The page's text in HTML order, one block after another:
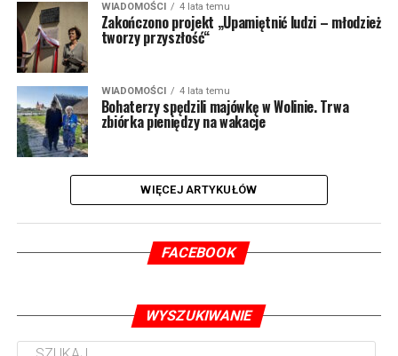
WIADOMOŚCI 4 lata temu
Zakończono projekt „Upamiętnić ludzi – młodzież
tworzy przyszłość“
WIADOMOŚCI 4 lata temu
Bohaterzy spędzili majówkę w Wolinie. Trwa
zbiórka pieniędzy na wakacje
WIĘCEJ ARTYKUŁÓW
FACEBOOK
WYSZUKIWANIE